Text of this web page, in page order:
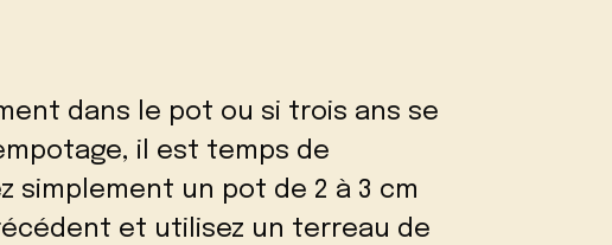
dans le pot ou si trois ans se
il est temps de
simplement un pot de 2 à 3 cm
et utilisez un terreau de